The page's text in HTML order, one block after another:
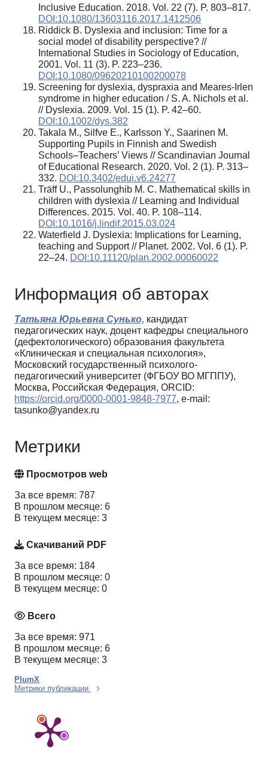
Inclusive Education. 2018. Vol. 22 (7). P. 803–817.
DOI:10.1080/13603116.2017.1412506
Riddick B. Dyslexia and inclusion: Time for a
social model of disability perspective? //
International Studies in Sociology of Education,
2001. Vol. 11 (3). P. 223–236.
DOI:10.1080/09620210100200078
Screening for dyslexia, dyspraxia and Meares‐Irlen
syndrome in higher education / S. A. Nichols et al.
// Dyslexia. 2009. Vol. 15 (1). P. 42–60.
DOI:10.1002/dys.382
Takala M., Silfve E., Karlsson Y., Saarinen M.
Supporting Pupils in Finnish and Swedish
Schools–Teachers’ Views // Scandinavian Journal
of Educational Research. 2020. Vol. 2 (1). P. 313–
332. DOI:10.3402/edui.v6.24277
Träff U., Passolunghib M. C. Mathematical skills in
children with dyslexia // Learning and Individual
Differences. 2015. Vol. 40. P. 108–114.
DOI:10.1016/j.lindif.2015.03.024
Waterfield J. Dyslexia: Implications for Learning,
teaching and Support // Planet. 2002. Vol. 6 (1). P.
22–24. DOI:10.11120/plan.2002.00060022
Информация об авторах
Татьяна Юрьевна Сунько, кандидат
педагогических наук, доцент кафедры специального
(дефектологического) образования факультета
«Клиническая и специальная психология»,
Московский государственный психолого-
педагогический университет (ФГБОУ ВО МГППУ),
Москва, Российская Федерация, ORCID:
https://orcid.org/0000-0001-9848-7977, e-mail:
tasunko@yandex.ru
Метрики
Просмотров web
За все время: 787
В прошлом месяце: 6
В текущем месяце: 3
Скачиваний PDF
За все время: 184
В прошлом месяце: 0
В текущем месяце: 0
Всего
За все время: 971
В прошлом месяце: 6
В текущем месяце: 3
PlumX
Метрики публикации